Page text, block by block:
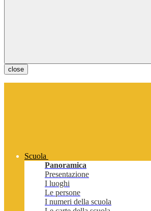
close
Scuola
Panoramica
Presentazione
I luoghi
Le persone
I numeri della scuola